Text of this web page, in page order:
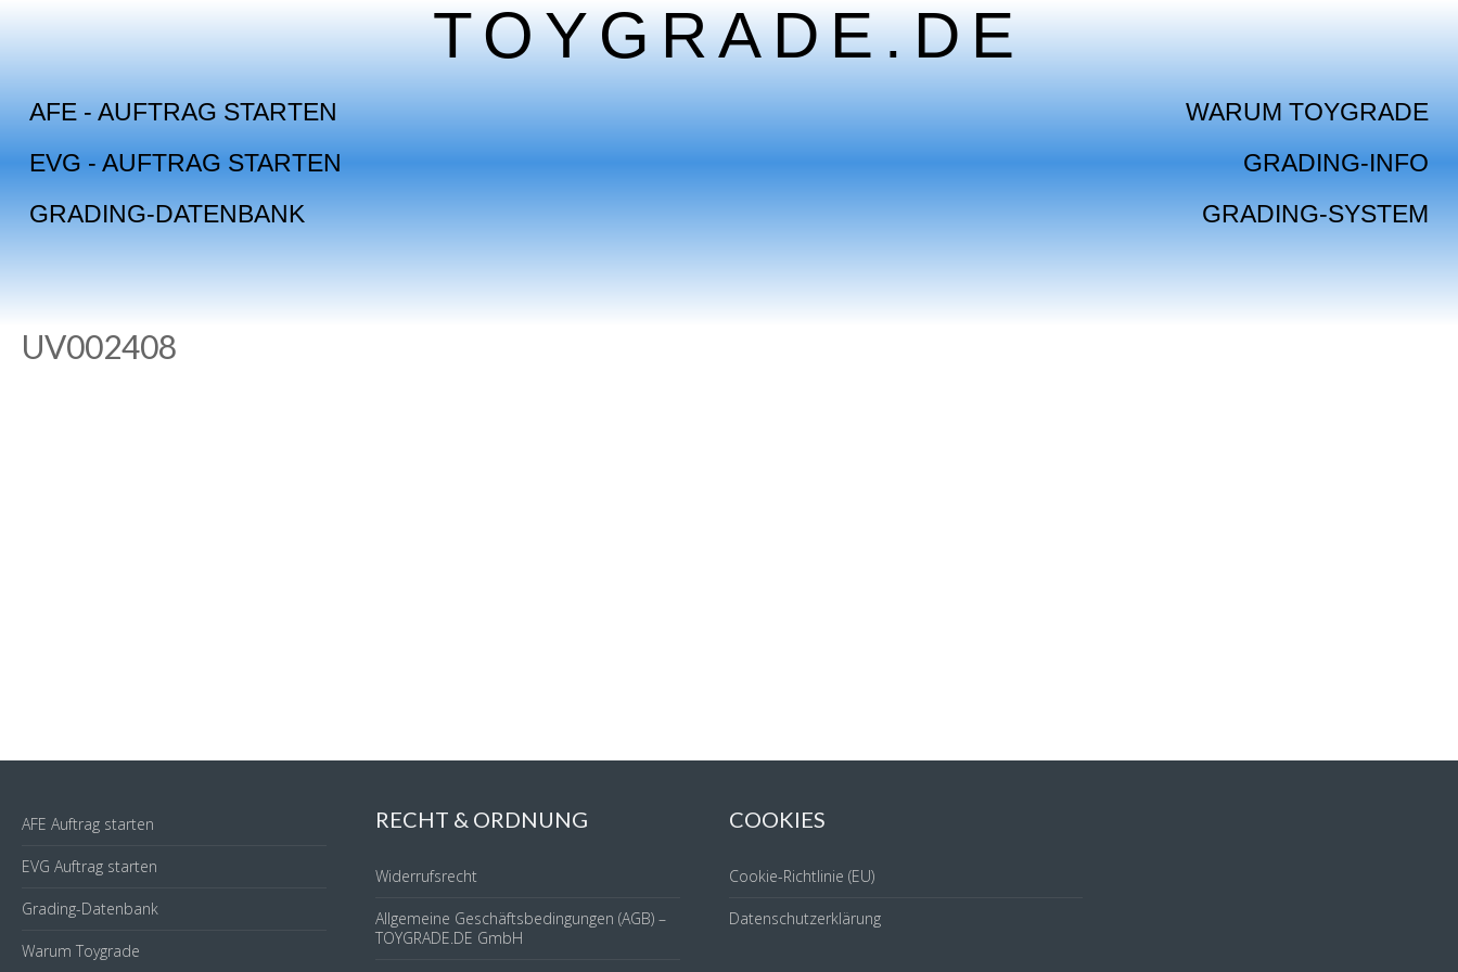
AFE - AUFTRAG STARTEN
EVG - AUFTRAG STARTEN
GRADING-DATENBANK
TOYGRADE.DE
WARUM TOYGRADE
GRADING-INFO
GRADING-SYSTEM
UV002408
AFE Auftrag starten
EVG Auftrag starten
Grading-Datenbank
Warum Toygrade
RECHT & ORDNUNG
Widerrufsrecht
Allgemeine Geschäftsbedingungen (AGB) –
TOYGRADE.DE GmbH
COOKIES
Cookie-Richtlinie (EU)
Datenschutzerklärung